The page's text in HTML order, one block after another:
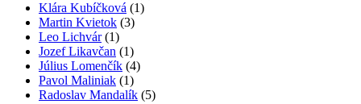
Klára Kubíčková (1)
Martin Kvietok (3)
Leo Lichvár(1)
Jozef Likavčan (1)
Július Lomenčík (4)
Pavol Maliniak (1)
Radoslav Mandalík (5)